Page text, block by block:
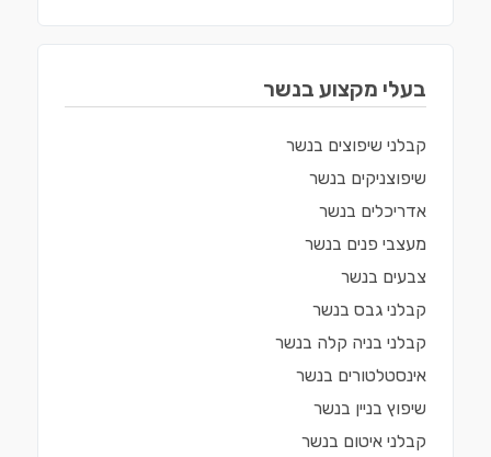
שיפוץ בניין באעבלין
שיפוץ בניין בכפר יאסיף
שיפוץ בניין בחצור הגלילית
בעלי מקצוע בנשר
קבלני שיפוצים בנשר
שיפוצניקים בנשר
אדריכלים בנשר
מעצבי פנים בנשר
צבעים בנשר
קבלני גבס בנשר
קבלני בניה קלה בנשר
אינסטלטורים בנשר
שיפוץ בניין בנשר
קבלני איטום בנשר